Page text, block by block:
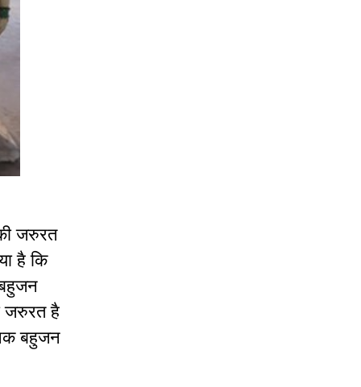
जरुरत
है कि
जरुरत है
बहुजन